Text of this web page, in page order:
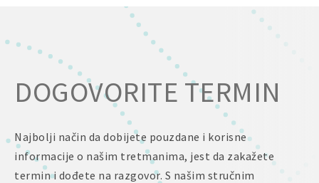
DOGOVORITE TERMIN
Najbolji način da dobijete pouzdane i korisne
informacije o našim tretmanima, jest da zakažete
termin i dođete na razgovor. S našim stručnim